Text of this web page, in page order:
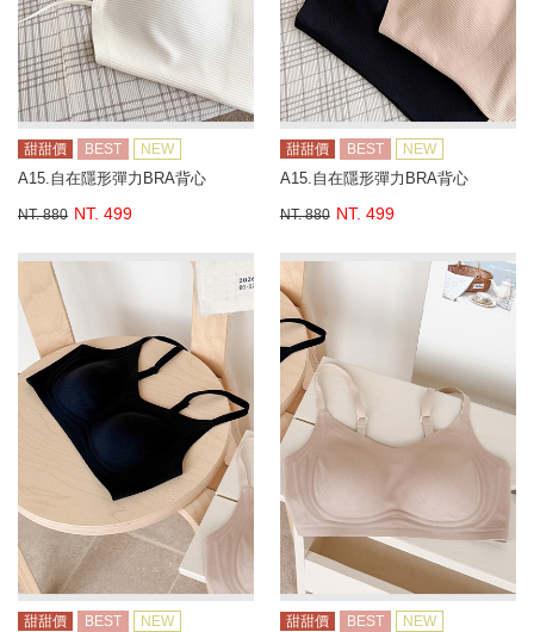
甜甜價 BEST NEW
A15.自在隱形彈力BRA背心
NT. 880 NT. 499
甜甜價 BEST NEW
A15.自在隱形彈力BRA背心
NT. 880 NT. 499
甜甜價 BEST NEW 甜甜價 BEST NEW